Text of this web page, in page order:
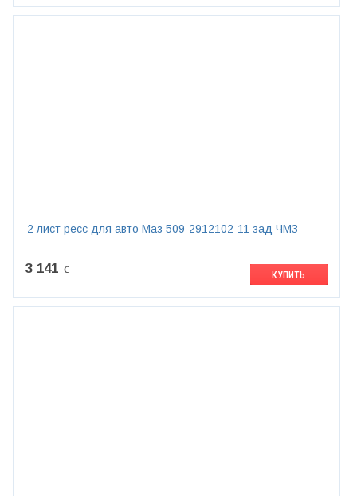
2 лист ресс для авто Маз 509-2912102-11 зад ЧМЗ
3 141 c КУПИТЬ